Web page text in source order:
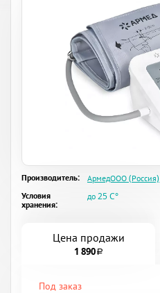
Производитель:
АрмедООО (Россия)
Условия
хранения:
до 25 C°
Цена продажи
1 890a
Под заказ